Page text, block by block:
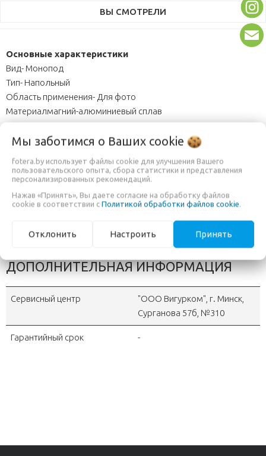
ВЫ СМОТРЕЛИ
Основные характеристики
Вид- Монопод
Тип- Напольный
Область применения- Для фото
Материалмагний-алюминиевый сплав
Минимальная высота, 74.5см
Максимальная высота, 187см
Максимальная нагрузка, кг4
Вес, 2.08кг
Головка
Резьба3/8"
ДОПОЛНИТЕЛЬНАЯ ИНФОРМАЦИЯ
Сервисный центр
"OOO Вигурком", г. Минск,
Сурганова 57б, №310
Гарантийный срок -
Мы заботимся о Ваших cookie
fotera.by использует файлы cookie для улучшения Вашего
пользовательского опыта, сбора статистики и представления
персонализированных рекомендаций.
Нажав «Принять», Вы даете согласие на обработку файлов
cookie в соответствии с Политикой обработки файлов cookie.
Отклонить Настроить Принять